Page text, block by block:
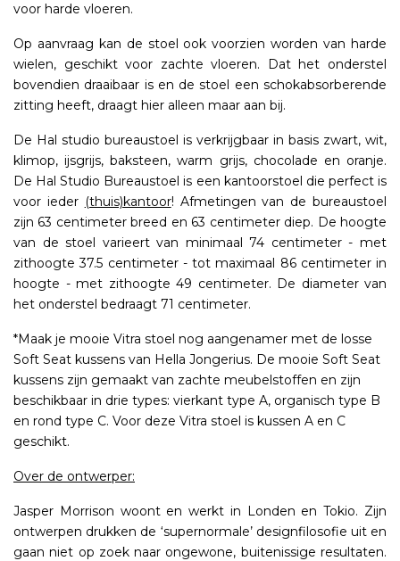
voor harde vloeren.
Op aanvraag kan de stoel ook voorzien worden van harde
wielen, geschikt voor zachte vloeren. Dat het onderstel
bovendien draaibaar is en de stoel een schokabsorberende
zitting heeft, draagt hier alleen maar aan bij.
De Hal studio bureaustoel is verkrijgbaar in basis zwart, wit,
klimop, ijsgrijs, baksteen, warm grijs, chocolade en oranje.
De Hal Studio Bureaustoel is een kantoorstoel die perfect is
voor ieder (thuis)kantoor! Afmetingen van de bureaustoel
zijn 63 centimeter breed en 63 centimeter diep. De hoogte
van de stoel varieert van minimaal 74 centimeter - met
zithoogte 37.5 centimeter - tot maximaal 86 centimeter in
hoogte - met zithoogte 49 centimeter. De diameter van
het onderstel bedraagt 71 centimeter.
*Maak je mooie Vitra stoel nog aangenamer met de losse
Soft Seat kussens van Hella Jongerius. De mooie Soft Seat
kussens zijn gemaakt van zachte meubelstoffen en zijn
beschikbaar in drie types: vierkant type A, organisch type B
en rond type C. Voor deze Vitra stoel is kussen A en C
geschikt.
Over de ontwerper:
Jasper Morrison woont en werkt in Londen en Tokio. Zijn
ontwerpen drukken de ‘supernormale’ designfilosofie uit en
gaan niet op zoek naar ongewone, buitenissige resultaten.